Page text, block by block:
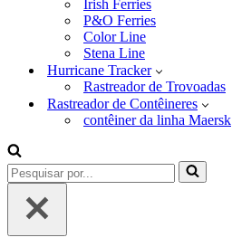
Irish Ferries
P&O Ferries
Color Line
Stena Line
Hurricane Tracker
Rastreador de Trovoadas
Rastreador de Contêineres
contêiner da linha Maersk
Pesquisar
por...